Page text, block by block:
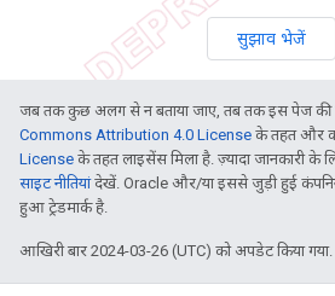
सुझाव भेजें
जब तक कुछ अलग से न बताया जाए, तब तक इस पेज की
Commons Attribution 4.0 License के तहत और
License के तहत लाइसेंस मिला है. ज़्यादा जानकारी के
साइट नीतियांदेखें. Oracle और/या इससे जुड़ी हुई
हुआ ट्रेडमार्क है.
आखिरी बार 2024-03-26 (UTC) को अपडेट किया गया.